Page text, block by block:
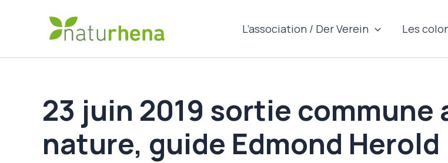
L’association / Der Verein Les
23 juin 2019 sortie commune
nature, guide Edmond Herold